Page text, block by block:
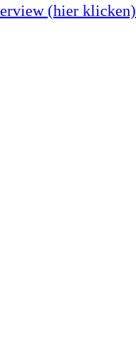
(hier klicken)